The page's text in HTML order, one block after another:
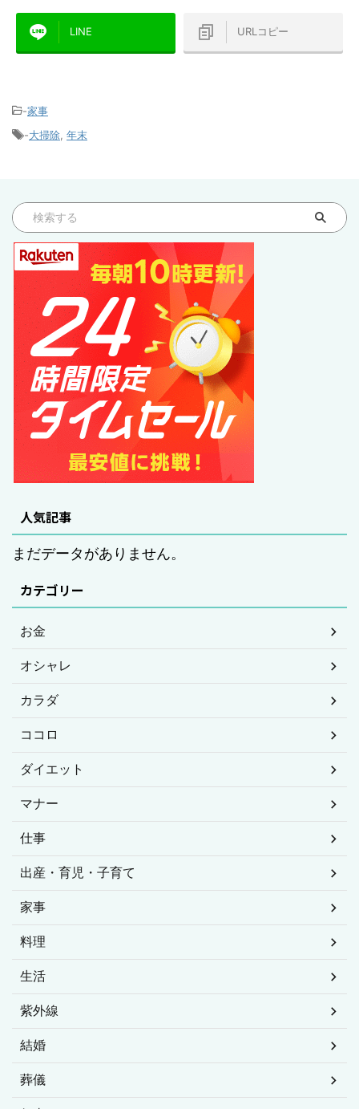
LINE URLコピー
-家事
-大掃除, 年末
人気記事
まだデータがありません。
カテゴリー
お金
オシャレ
カラダ
ココロ
ダイエット
マナー
仕事
出産・育児・子育て
家事
料理
生活
紫外線
結婚
葬儀